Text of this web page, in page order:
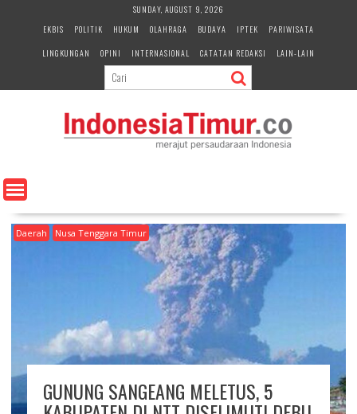
e
n
SUNDAY, AUGUST 9, 2026
EKBIS
POLITIK HUKUM OLAHRAGA BUDAYA IPTEK
PARIWISATA
LINGKUNGAN
OPINI INTERNASIONAL CATATAN REDAKSI LAIN-LAIN
Daerah Nusa Tenggara Timur
GUNUNG SANGEANG MELETUS, 5